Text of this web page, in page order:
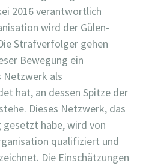
2016 verantwortlich
wird der Gülen-
Strafverfolger gehen
Bewegung ein
Netzwerk als
hat, an dessen Spitze der
Dieses Netzwerk, das
gesetzt habe, wird von
qualifiziert und
Die Einschätzungen